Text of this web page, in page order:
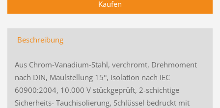
Beschreibung
Aus Chrom-Vanadium-Stahl, verchromt, Drehmoment
nach DIN, Maulstellung 15°, Isolation nach IEC
60900:2004, 10.000 V stückgeprüft, 2-schichtige
Sicherheits- Tauchisolierung, Schlüssel bedruckt mit